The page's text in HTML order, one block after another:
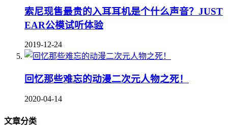
索尼现售最贵的入耳耳机是个什么声音？JUST
EAR公模试听体验
2019-12-24
回忆那些难忘的动漫二次元人物之死！
2020-04-14
文章分类